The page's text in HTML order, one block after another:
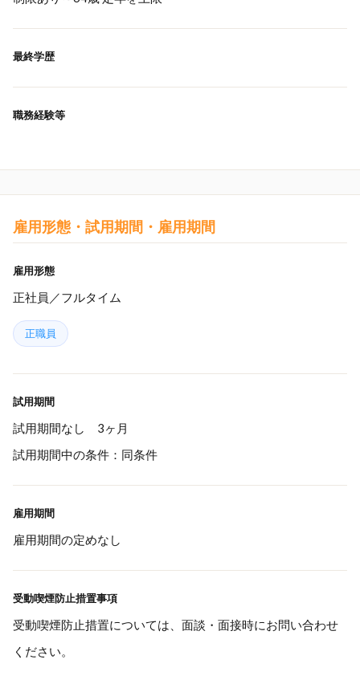
最終学歴
職務経験等
雇用形態・試用期間・雇用期間
雇用形態
正社員／フルタイム
正職員
試用期間
試用期間なし 3ヶ月
試用期間中の条件：同条件
雇用期間
雇用期間の定めなし
受動喫煙防止措置事項
受動喫煙防止措置については、面談・面接時にお問い合わせ
ください。